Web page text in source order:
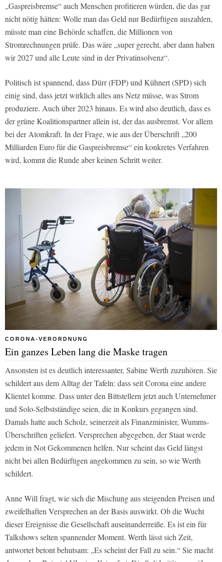
„Gaspreisbremse“ auch Menschen profitieren würden, die das gar
nicht nötig hätten: Wolle man das Geld nur Bedürftigen auszahlen,
müsste man eine Behörde schaffen, die Millionen von
Stromrechnungen prüfe. Das wäre „super gerecht, aber dann haben
wir 2027 und alle Leute sind in der Privatinsolvenz“.
Politisch ist spannend, dass Dürr (FDP) und Kühnert (SPD) sich
einig sind, dass jetzt wirklich alles ans Netz müsse, was Strom
produziere. Auch über 2023 hinaus. Es wird also deutlich, dass es
der grüne Koalitionspartner allein ist, der das ausbremst. Vor allem
bei der Atomkraft. In der Frage, wie aus der Überschrift „200
Milliarden Euro für die Gaspreisbremse“ ein konkretes Verfahren
wird, kommt die Runde aber keinen Schritt weiter.
CORONA-VERORDNUNG
Ein ganzes Leben lang die Maske tragen
Ansonsten ist es deutlich interessanter, Sabine Werth zuzuhören. Sie
schildert aus dem Alltag der Tafeln: dass seit Corona eine andere
Klientel komme. Dass unter den Bittstellern jetzt auch Unternehmer
und Solo-Selbstständige seien, die in Konkurs gegangen sind.
Damals hatte auch Scholz, seinerzeit als Finanzminister, Wumms-
Überschriften geliefert. Versprechen abgegeben, der Staat werde
jedem in Not Gekommenen helfen. Nur scheint das Geld längst
nicht bei allen Bedürftigen angekommen zu sein, so wie Werth
schildert.
Anne Will fragt, wie sich die Mischung aus steigenden Preisen und
zweifelhaften Versprechen an der Basis auswirkt. Ob die Wucht
dieser Ereignisse die Gesellschaft auseinanderreiße. Es ist ein für
Talkshows selten spannender Moment. Werth lässt sich Zeit,
antwortet betont behutsam: „Es scheint der Fall zu sein.“ Sie macht